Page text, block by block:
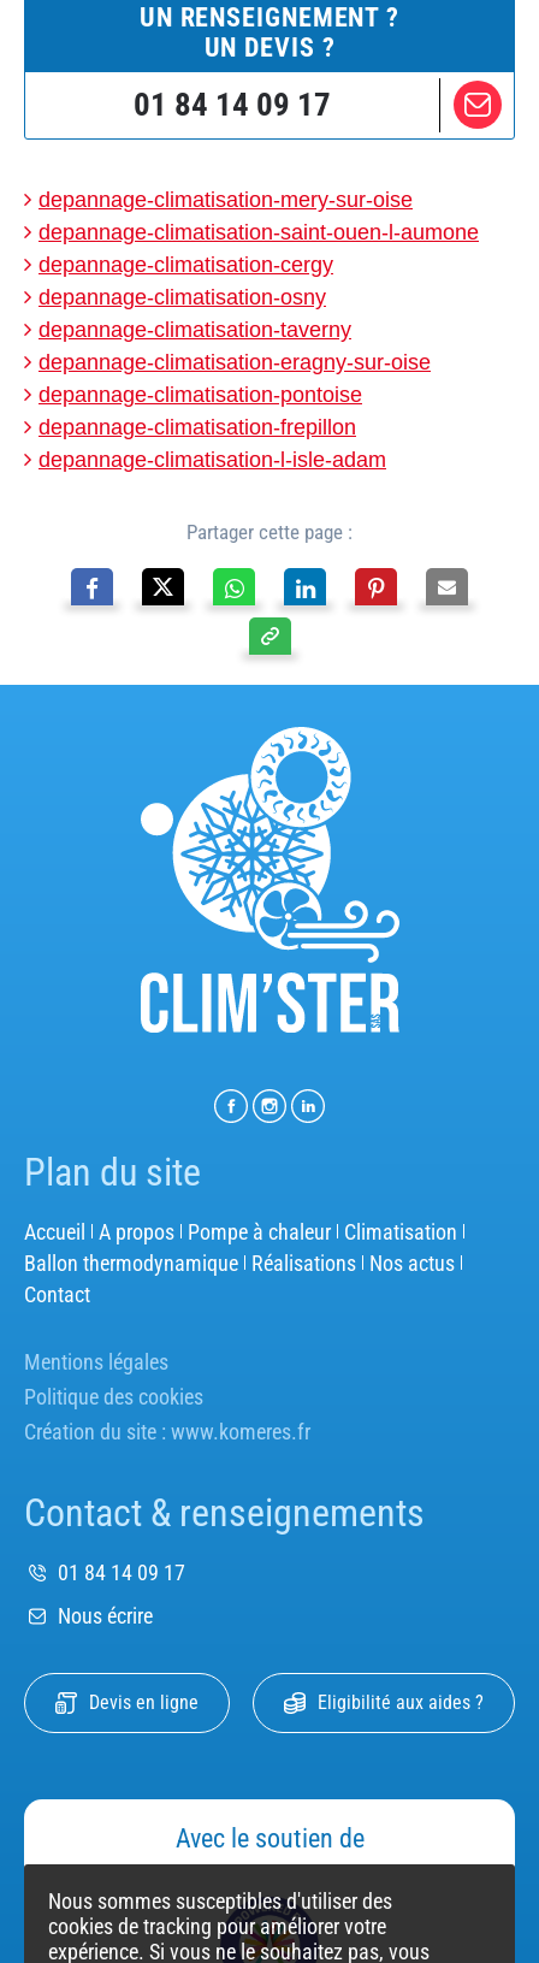
Nous sommes susceptibles d'utiliser des
cookies de tracking pour améliorer votre
expérience. Si vous ne le souhaitez pas, vous
UN RENSEIGNEMENT ?
UN DEVIS ?
01 84 14 09 17
depannage-climatisation-mery-sur-oise
depannage-climatisation-saint-ouen-l-aumone
depannage-climatisation-cergy
depannage-climatisation-osny
depannage-climatisation-taverny
depannage-climatisation-eragny-sur-oise
depannage-climatisation-pontoise
depannage-climatisation-frepillon
depannage-climatisation-l-isle-adam
Partager cette page :
Plan du site
Accueil A propos Pompe à chaleur Climatisation
Ballon thermodynamique Réalisations Nos actus
Contact
Mentions légales
Politique des cookies
Création du site : www.komeres.fr
Contact & renseignements
01 84 14 09 17
Nous écrire
Devis en ligne Eligibilité aux aides ?
Avec le soutien de